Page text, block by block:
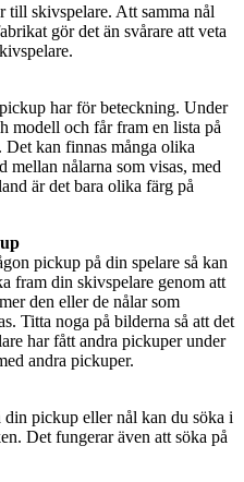
till skivspelare. Att samma nål
gör det än svårare att veta
har för beteckning. Under
modell och får fram en lista på
kan finnas många olika
mellan nålarna som visas, med
är det bara olika färg på
pickup på din spelare så kan
fram din skivspelare genom att
den eller de nålar som
Titta noga på bilderna så att det
har fått andra pickuper under
andra pickuper.
pickup eller nål kan du söka i
Det fungerar även att söka på